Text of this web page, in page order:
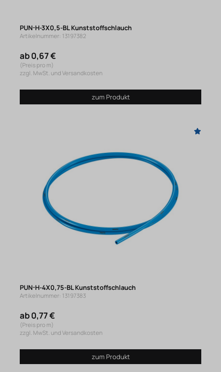
PUN-H-3X0,5-BL Kunststoffschlauch
Artikelnummer: 13197382
ab 0,67 €
(Preis pro m)
zzgl. MwSt. und Versandkosten
zum Produkt
PUN-H-4X0,75-BL Kunststoffschlauch
Artikelnummer: 13197383
ab 0,77 €
(Preis pro m)
zzgl. MwSt. und Versandkosten
zum Produkt